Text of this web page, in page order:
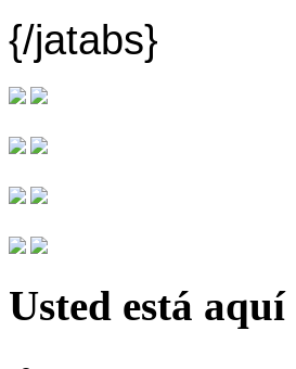
{/jatabs}
Usted está aquí